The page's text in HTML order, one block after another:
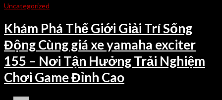
Uncategorized
Khám Phá Thế Giới Giải Trí Sống
Động Cùng giá xe yamaha exciter
155 – Nơi Tận Hưởng Trải Nghiệm
Chơi Game Đỉnh Cao